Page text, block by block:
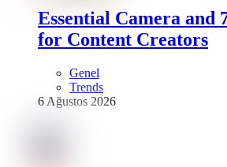
Essential Camera and
for Content Creators
Genel
Trends
6 Ağustos 2026